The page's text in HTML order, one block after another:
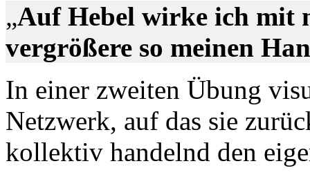
„Auf Hebel wirke ich mit
vergrößere so meinen
In einer zweiten Übung
Netzwerk, auf das sie
kollektiv handelnd den